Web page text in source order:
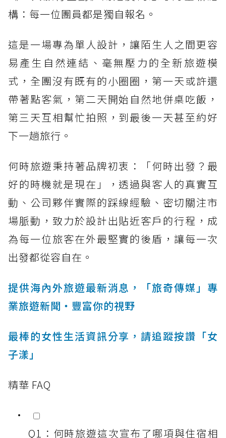
構：每一位團員都是獨自報名。
這是一場專為單人設計，讓陌生人之間更容
易產生自然連結、毫無壓力的全新旅遊模
式，全團沒有既有的小圈圈，第一天或許還
帶著點客氣，第二天開始自然地併桌吃飯，
第三天互相幫忙拍照，到最後一天甚至約好
下一趟旅行。
何時旅遊秉持著品牌初衷：「何時出發？最
好的時機就是現在」，透過與客人的真實互
動、公司夥伴實際的踩線經驗、密切關注市
場脈動，致力於設計出貼近客戶的行程，成
為每一位旅客在外最堅實的後盾，讓每一次
出發都從容自在。
提供海內外旅遊最新消息，「旅奇傳媒」專
業旅遊新聞‧豐富你的視野
最棒的女性生活資訊分享，請追蹤按讚「女
子漾」
精華 FAQ
Q1：何時旅遊這次宣布了哪項與住宿相